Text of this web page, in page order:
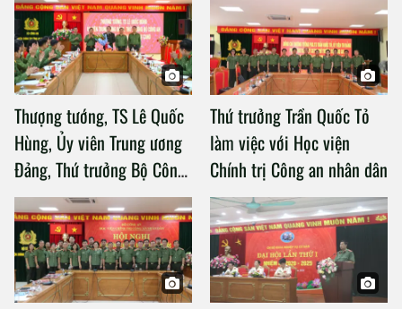
Thượng tướng, TS Lê Quốc
Hùng, Ủy viên Trung ương
Đảng, Thứ trưởng Bộ Công
an làm việc với Học viện
Chính trị Công an nhân dân
Thứ trưởng Trần Quốc Tỏ
làm việc với Học viện
Chính trị Công an nhân dân